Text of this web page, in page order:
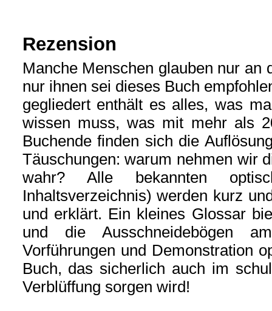
Rezension
Manche Menschen glauben nur an
nur ihnen sei dieses Buch
gegliedert enthält es alles, was
wissen muss, was mit mehr als
Buchende finden sich die
Täuschungen: warum nehmen wir
wahr? Alle bekannten
Inhaltsverzeichnis) werden kurz
und erklärt. Ein kleines Glossar
und die Ausschneidebögen
Vorführungen und Demonstration
Buch, das sicherlich auch im
Verblüffung sorgen wird!